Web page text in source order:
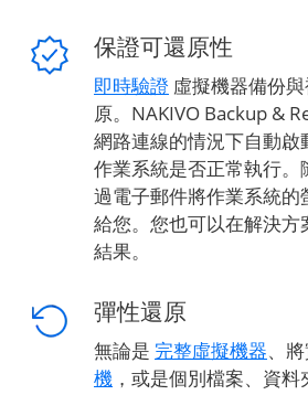
保證可還原性
即時驗證 虛擬機器備份
原。NAKIVO Backup &
網路連線的情況下自動啟
作業系統是否正常執行。
過電子郵件將作業系統的
給您。您也可以在解決方
結果。
彈性還原
無論是 完整虛擬機器、
機 ，或是個別檔案、資料